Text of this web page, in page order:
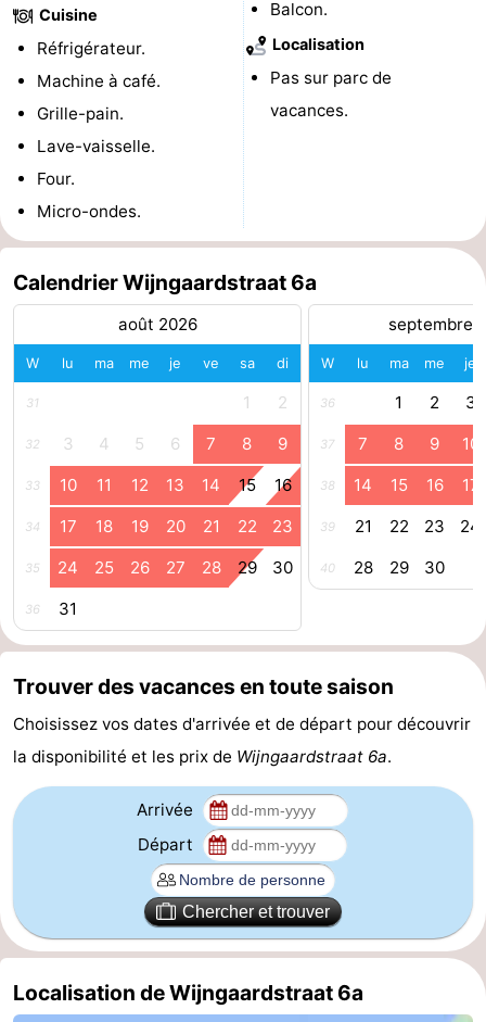
vélo
Équitation
-
Terrains
golf
-
Sportive
Equitation
Conduite
l'anneau
et
Événements
Forum
Route
Stationnement
Adresses
Zeeland
Schouwen-
Duiveland
-
Brouwershaven
-
Bruinisse
-
Zierikzee
-
Cuisine
Réfrigérateur.
Machine à café.
Grille-pain.
Lave-vaisselle.
Four.
Micro-ondes.
Balcon.
Localisation
Pas sur parc de
vacances.
Calendrier Wijngaardstraat 6a
août 2026
W lu ma me je ve sa di
31 1 2
32 3 4 5 6 7 8 9
33 10 11 12 13 14 15 16
34 17 18 19 20 21 22 23
35 24 25 26 27 28 29 30
36 31
septembre
W lu ma me je
36 1 2 3
37 7 8 9 10
38 14 15 16 17
39 21 22 23 24
40 28 29 30
Trouver des vacances en toute saison
Choisissez vos dates d'arrivée et de départ pour découvrir
la disponibilité et les prix de Wijngaardstraat 6a.
Arrivée
Départ
Chercher et trouver
Localisation de Wijngaardstraat 6a